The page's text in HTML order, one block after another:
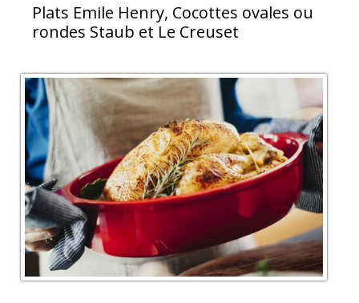
Plats Emile Henry, Cocottes ovales ou
rondes Staub et Le Creuset